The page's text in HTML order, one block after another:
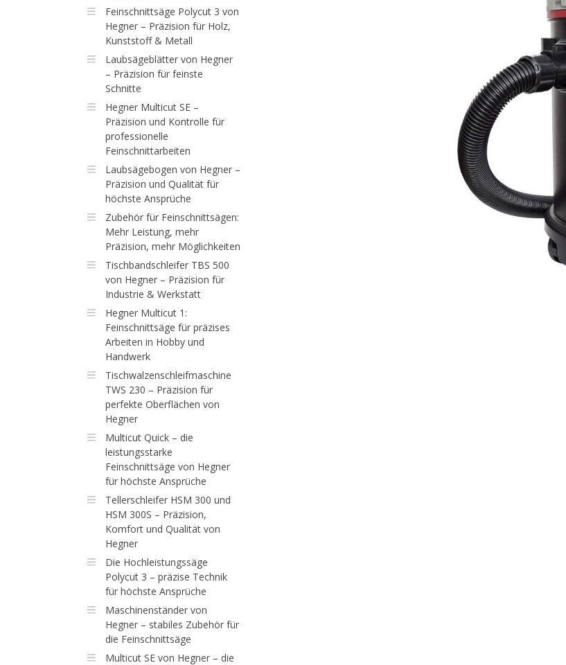
Feinschnittsäge Polycut 3 von
Hegner – Präzision für Holz,
Kunststoff & Metall
Laubsägeblätter von Hegner
– Präzision für feinste
Schnitte
Hegner Multicut SE –
Präzision und Kontrolle für
professionelle
Feinschnittarbeiten
Laubsägebogen von Hegner –
Präzision und Qualität für
höchste Ansprüche
Zubehör für Feinschnittsägen:
Mehr Leistung, mehr
Präzision, mehr Möglichkeiten
Tischbandschleifer TBS 500
von Hegner – Präzision für
Industrie & Werkstatt
Hegner Multicut 1:
Feinschnittsäge für präzises
Arbeiten in Hobby und
Handwerk
Tischwalzenschleifmaschine
TWS 230 – Präzision für
perfekte Oberflächen von
Hegner
Multicut Quick – die
leistungsstarke
Feinschnittsäge von Hegner
für höchste Ansprüche
Tellerschleifer HSM 300 und
HSM 300S – Präzision,
Komfort und Qualität von
Hegner
Die Hochleistungssäge
Polycut 3 – präzise Technik
für höchste Ansprüche
Maschinenständer von
Hegner – stabiles Zubehör für
die Feinschnittsäge
Multicut SE von Hegner – die